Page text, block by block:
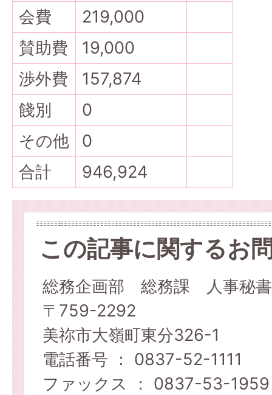
会費
219,000
賛助費
19,000
渉外費
157,874
餞別
0
その他
0
合計
946,924
この記事に関するお
総務企画部 総務課 人事秘
〒759-2292
美祢市大嶺町東分326-1
電話番号 ： 0837-52-1111
ファックス ： 0837-53-1959